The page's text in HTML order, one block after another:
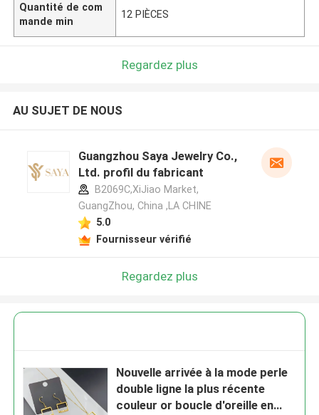
Quantité de com
mande min
12 PIÈCES
Regardez plus
AU SUJET DE NOUS
Guangzhou Saya Jewelry Co.,
Ltd. profil du fabricant
B2069C,XiJiao Market,
GuangZhou, China ,LA CHINE
5.0
Fournisseur vérifié
Regardez plus
Nouvelle arrivée à la mode perle
double ligne la plus récente
couleur or boucle d'oreille en